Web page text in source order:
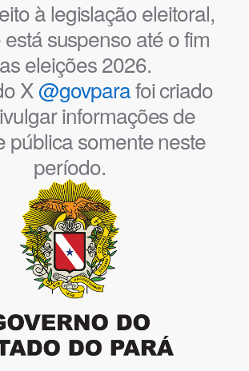
à legislação eleitoral,
suspenso até o fim
eleições 2026.
X@govparafoi criado
informações de
pública somente neste
período.